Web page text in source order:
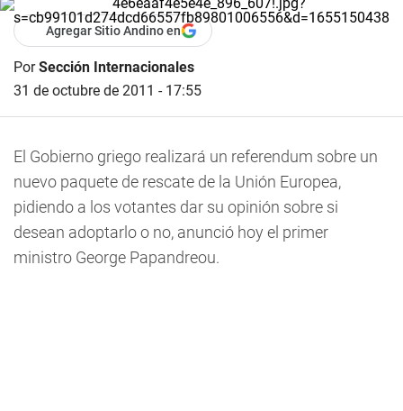
Agregar Sitio Andino en
PorSección Internacionales
31 de octubre de 2011 - 17:55
El Gobierno griego realizará un referendum sobre un
nuevo paquete de rescate de la Unión Europea,
pidiendo a los votantes dar su opinión sobre si
desean adoptarlo o no, anunció hoy el primer
ministro George Papandreou.